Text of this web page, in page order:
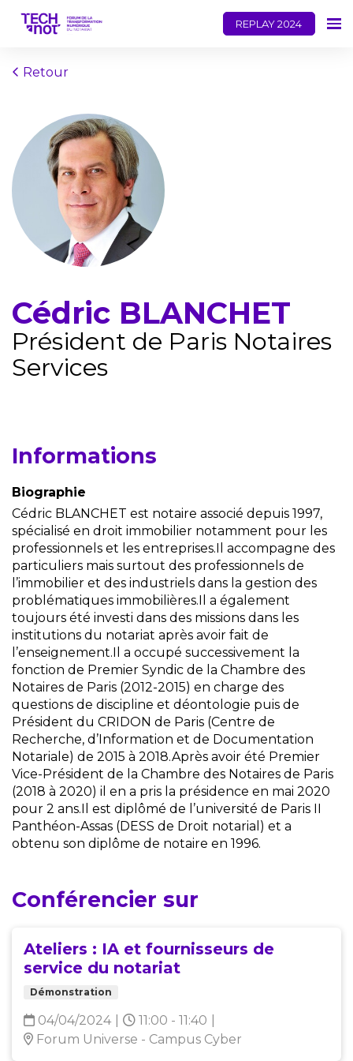
REPLAY 2024
Retour
Cédric BLANCHET
Président de Paris Notaires
Services
Informations
Biographie
Cédric BLANCHET est notaire associé depuis 1997,
spécialisé en droit immobilier notamment pour les
professionnels et les entreprises.Il accompagne des
particuliers mais surtout des professionnels de
l’immobilier et des industriels dans la gestion des
problématiques immobilières.Il a également
toujours été investi dans des missions dans les
institutions du notariat après avoir fait de
l’enseignement.Il a occupé successivement la
fonction de Premier Syndic de la Chambre des
Notaires de Paris (2012-2015) en charge des
questions de discipline et déontologie puis de
Président du CRIDON de Paris (Centre de
Recherche, d’Information et de Documentation
Notariale) de 2015 à 2018.Après avoir été Premier
Vice-Président de la Chambre des Notaires de Paris
(2018 à 2020) il en a pris la présidence en mai 2020
pour 2 ans.Il est diplômé de l’université de Paris II
Panthéon-Assas (DESS de Droit notarial) et a
obtenu son diplôme de notaire en 1996.
Conférencier sur
Ateliers : IA et fournisseurs de
service du notariat
Démonstration
04/04/2024 11:00 - 11:40
Forum Universe - Campus Cyber